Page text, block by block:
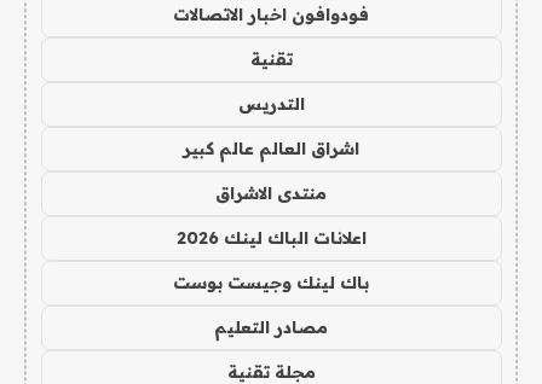
فودوافون اخبار الاتصالات
تقنية
التدريس
اشراق العالم عالم كبير
منتدى الاشراق
اعلانات الباك لينك 2026
باك لينك وجيست بوست
مصادر التعليم
مجلة تقنية